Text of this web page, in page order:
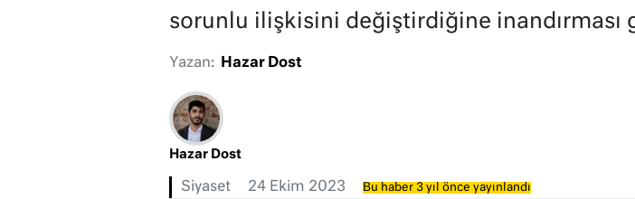
sorunlu ilişkisini değiştirdiğine inandırması
Yazan: Hazar Dost
Hazar Dost
Siyaset 24 Ekim 2023 Bu haber 3 yıl önce yayınlandı